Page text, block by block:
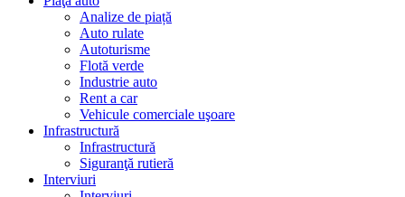
Analize de piață
Auto rulate
Autoturisme
Flotă verde
Industrie auto
Rent a car
Vehicule comerciale uşoare
Infrastructură
Infrastructură
Siguranţă rutieră
Interviuri